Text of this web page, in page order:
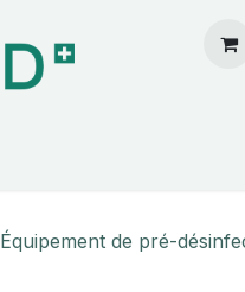
Équipement de pré-